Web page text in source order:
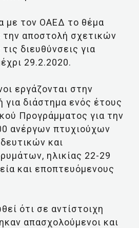
με τον ΟΑΕΔ το θέμα
την αποστολή σχετικών
διευθύνσεις για
29.2.2020.
εργάζονται στην
για διάστημα ενός έτους
Προγράμματος για την
ανέργων πτυχιούχων
και
ηλικίας 22-29
και εποπτευόμενους
ότι σε αντίστοιχη
απασχολούμενοι και